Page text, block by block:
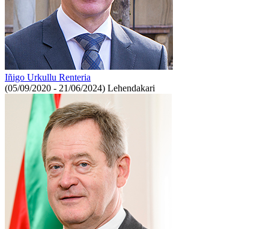
Iñigo Urkullu Renteria
(05/09/2020 - 21/06/2024) Lehendakari